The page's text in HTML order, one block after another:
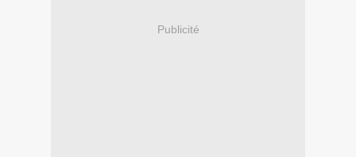
Publicité